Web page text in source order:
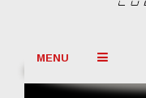
MENU